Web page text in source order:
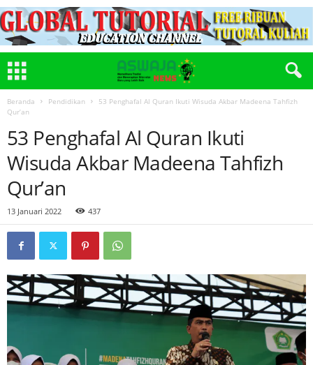
Beranda Pendidikan
53 Penghafal Al Quran Ikuti Wisuda Akbar Madeena Tahfizh
Qur’an
53 Penghafal Al Quran Ikuti
Wisuda Akbar Madeena Tahfizh
Qur’an
13 Januari 2022 437